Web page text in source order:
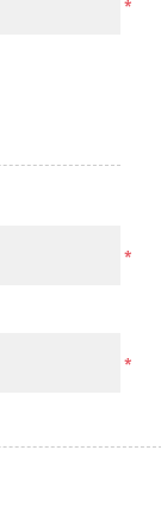
*
*
*